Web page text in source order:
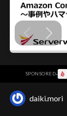
SPONSORED·
daiki.mori